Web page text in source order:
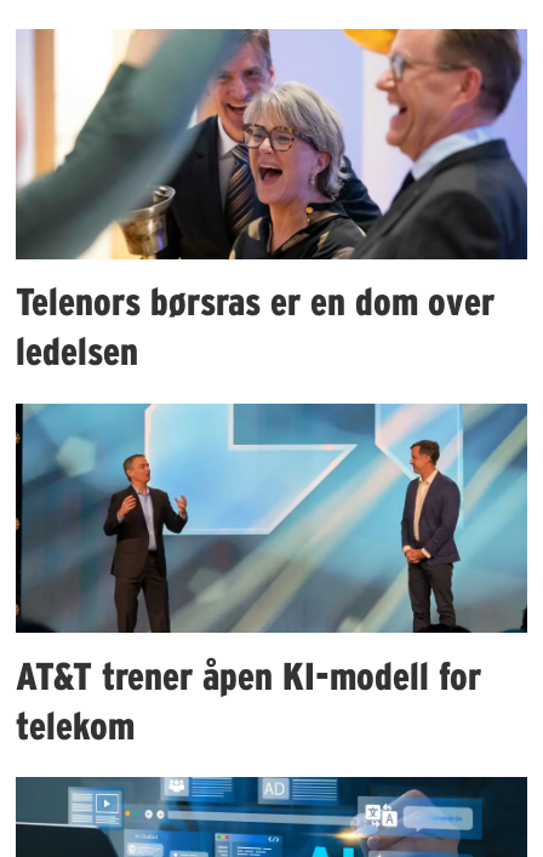
Telenors børsras er en dom over
ledelsen
AT&T trener åpen KI-modell for
telekom